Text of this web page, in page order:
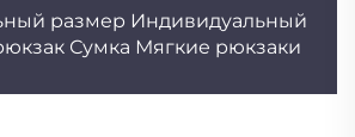
размер Индивидуальный
Сумка Мягкие рюкзаки